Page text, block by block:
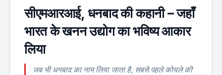
सीएमआरआई, धनबाद की कहानी – जहाँ
भारत के खनन उद्योग का भविष्य आकार
लिया
जब भी धनबाद का नाम लिया जाता है, सबसे पहले कोयले की